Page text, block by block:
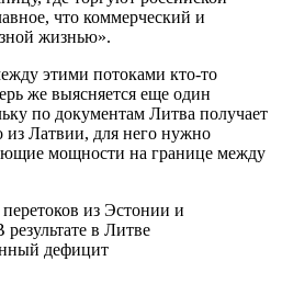
что коммерческий и
жизнью».
этими потоками кто-то
же выясняется еще один
по документам Литва получает
из Латвии, для него нужно
мощности на границе между
из Эстонии и
в Литве
дефицит